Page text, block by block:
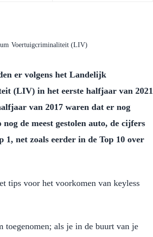
Voertuigcriminaliteit (LIV)
er volgens het Landelijk
(LIV) in het eerste halfjaar van 2021
van 2017 waren dat er nog
de meest gestolen auto, de cijfers
1, net zoals eerder in de Top 10 over
tips voor het voorkomen van keyless
toegenomen; als je in de buurt van je